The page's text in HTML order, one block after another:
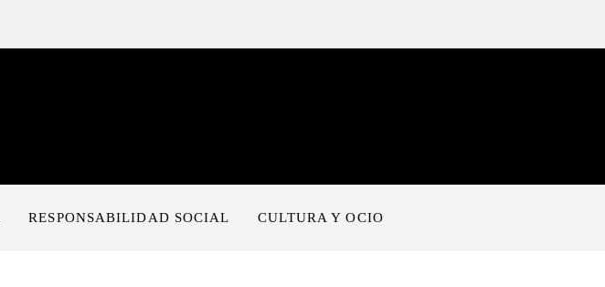
RESPONSABILIDAD SOCIAL CULTURA Y OCIO